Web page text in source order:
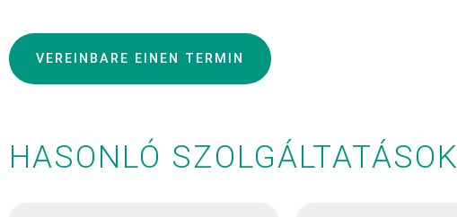
VEREINBARE EINEN TERMIN
HASONLÓ SZOLGÁLTATÁSOK